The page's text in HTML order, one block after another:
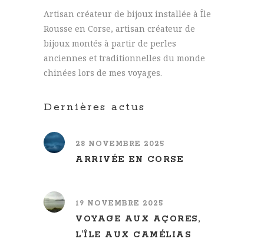
Artisan créateur de bijoux installée à Île
Rousse en Corse, artisan créateur de
bijoux montés à partir de perles
anciennes et traditionnelles du monde
chinées lors de mes voyages.
Dernières actus
28 NOVEMBRE 2025
ARRIVÉE EN CORSE
19 NOVEMBRE 2025
VOYAGE AUX AÇORES,
L’ÎLE AUX CAMÉLIAS